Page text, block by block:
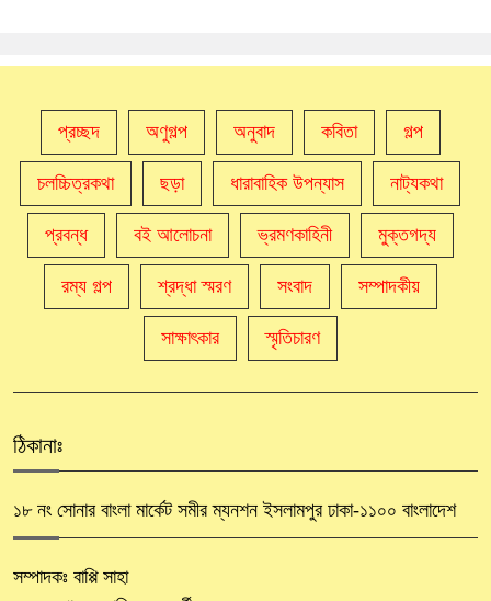
প্রচ্ছদ অণুগল্প অনুবাদ কবিতা গল্প
চলচ্চিত্রকথা ছড়া ধারাবাহিক উপন্যাস নাট্যকথা
প্রবন্ধ বই আলোচনা ভ্রমণকাহিনী মুক্তগদ্য
রম্য গল্প শ্রদ্ধা স্মরণ সংবাদ সম্পাদকীয়
সাক্ষাৎকার স্মৃতিচারণ
ঠিকানাঃ
১৮ নং সোনার বাংলা মার্কেট সমীর ম্যনশন ইসলামপুর ঢাকা-১১০০ বাংলাদেশ
সম্পাদকঃ বাপ্পি সাহা